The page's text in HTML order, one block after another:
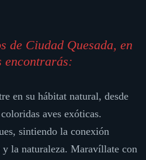
de Ciudad Quesada, en
encontrarás:
en su hábitat natural, desde
aves exóticas.
sintiendo la conexión
y la naturaleza. Maravíllate con